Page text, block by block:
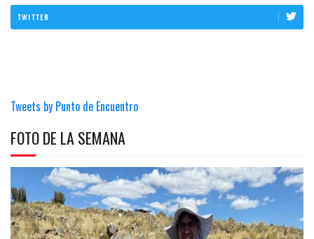
TWITTER
Tweets by Punto de Encuentro
FOTO DE LA SEMANA